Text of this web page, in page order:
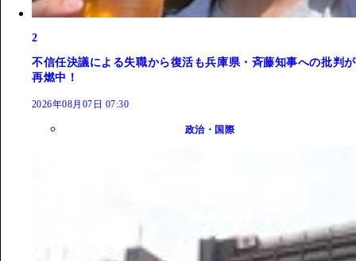
2
不信任決議による失職から復活も兵庫県・斉藤知事への批判が
再燃中！
2026年08月07日 07:30
政治・国際